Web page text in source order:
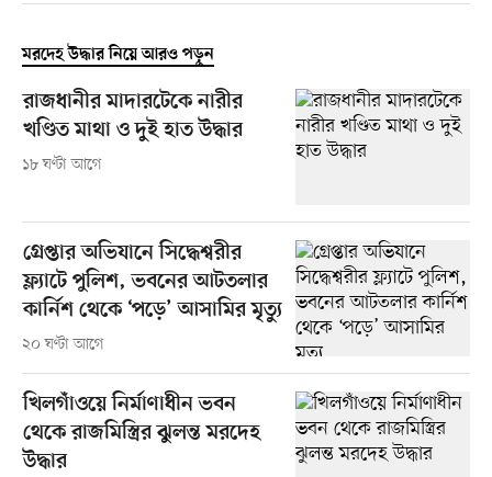
মরদেহ উদ্ধার নিয়ে আরও পড়ুন
রাজধানীর মাদারটেকে নারীর
খণ্ডিত মাথা ও দুই হাত উদ্ধার
১৮ ঘণ্টা আগে
গ্রেপ্তার অভিযানে সিদ্ধেশ্বরীর
ফ্ল্যাটে পুলিশ, ভবনের আটতলার
কার্নিশ থেকে ‘পড়ে’ আসামির মৃত্যু
২০ ঘণ্টা আগে
খিলগাঁওয়ে নির্মাণাধীন ভবন
থেকে রাজমিস্ত্রির ঝুলন্ত মরদেহ
উদ্ধার